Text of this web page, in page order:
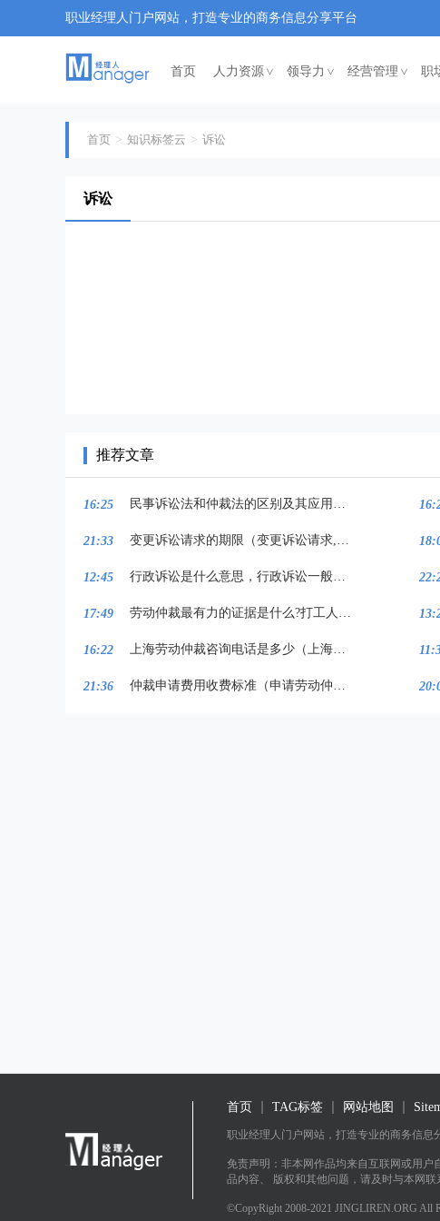
职业经理人门户网站，打造专业的商务信息分享平台
首页 人力资源< 领导力 < 经营管理< 职
首页 知识标签云 诉讼
诉讼
推荐文章
16:25 民事诉讼法和仲裁法的区别及其应用领域解析
21:33 变更诉讼请求的期限（变更诉讼请求,应当在什么时间内提出）
12:45 行政诉讼是什么意思，行政诉讼一般多长时间结案
17:49 劳动仲裁最有力的证据是什么?打工人你学废了么
16:22 上海劳动仲裁咨询电话是多少（上海劳动仲裁地址及电话一览）
21:36 仲裁申请费用收费标准（申请劳动仲裁要交多少费用）
首页 TAG标签 网站地图
职业经理人门户网站，打造专业的商务信息
免责声明：非本网作品均来自互联网或用
品内容、 版权和其他问题，请及时与本网
©CopyRight 2008-2021 JINGLIREN.ORG All